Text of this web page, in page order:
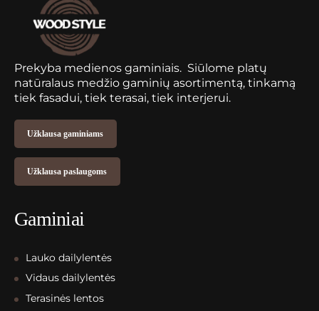
Prekyba medienos gaminiais. Siūlome platų
natūralaus medžio gaminių asortimentą, tinkamą
tiek fasadui, tiek terasai, tiek interjerui.
Užklausa gaminiams
Užklausa paslaugoms
Gaminiai
Lauko dailylentės
Vidaus dailylentės
Terasinės lentos